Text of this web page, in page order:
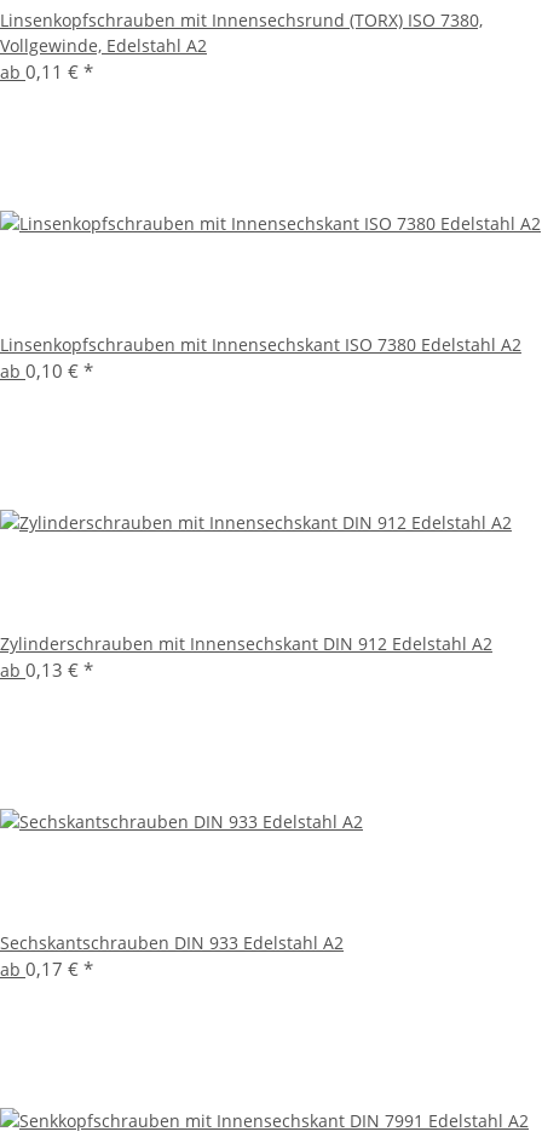
Linsenkopfschrauben mit Innensechsrund (TORX) ISO 7380,
Vollgewinde, Edelstahl A2
ab 0,11 € *
Linsenkopfschrauben mit Innensechskant ISO 7380 Edelstahl A2
ab 0,10 € *
Zylinderschrauben mit Innensechskant DIN 912 Edelstahl A2
ab 0,13 € *
Sechskantschrauben DIN 933 Edelstahl A2
ab 0,17 € *